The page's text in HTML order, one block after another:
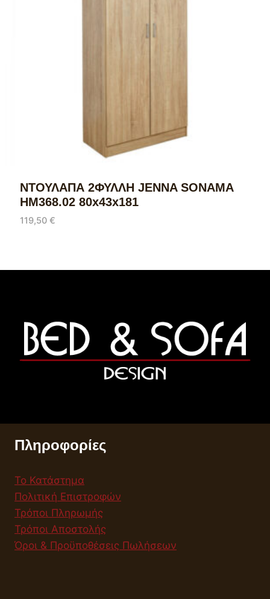
ΝΤΟΥΛΑΠΑ 2ΦΥΛΛΗ JENNA SONAMA
HM368.02 80x43x181
119,50 €
Πληροφορίες
Το Κατάστημα
Πολιτική Επιστροφών
Τρόποι Πληρωμής
Τρόποι Αποστολής
Όροι & Προϋποθέσεις Πωλήσεων